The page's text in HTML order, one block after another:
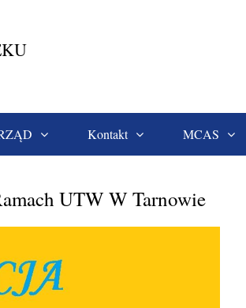
Kontakt MCAS
Ramach UTW W Tarnowie
UTW W Tarnowie